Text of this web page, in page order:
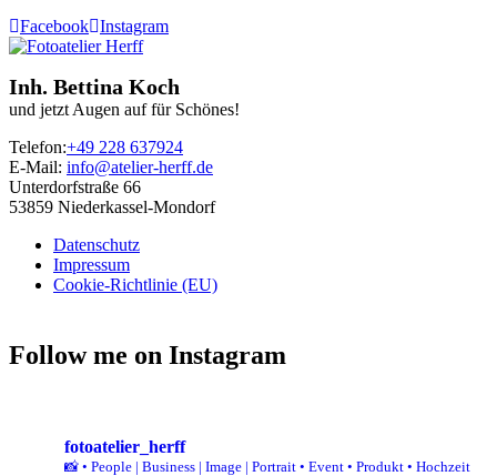
Facebook Instagram
Inh. Bettina Koch
und jetzt Augen auf für Schönes!
Telefon:+49 228 637924
E-Mail: info@atelier-herff.de
Unterdorfstraße 66
53859 Niederkassel-Mondorf
Datenschutz
Impressum
Cookie-Richtlinie (EU)
Follow me on Instagram
fotoatelier_herff
📸 • People | Business | Image | Portrait • Event • Produkt • Hochzeit